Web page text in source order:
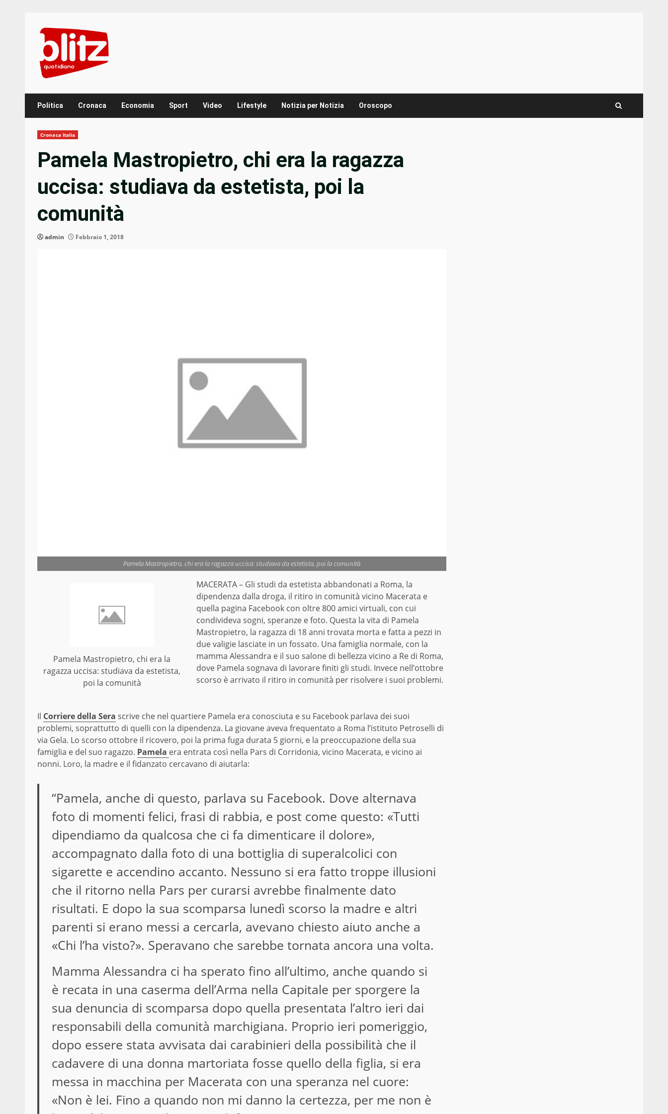
content
Politica Cronaca Economia Sport Video Lifestyle Notizia per Notizia Oroscopo
Cronaca Italia
Pamela Mastropietro, chi era la ragazza
uccisa: studiava da estetista, poi la
comunità
admin Febbraio 1, 2018
Pamela Mastropietro, chi era la ragazza uccisa: studiava da estetista, poi la comunità
Pamela Mastropietro, chi era la
ragazza uccisa: studiava da estetista,
poi la comunità
MACERATA – Gli studi da estetista abbandonati a Roma, la
dipendenza dalla droga, il ritiro in comunità vicino Macerata e
quella pagina Facebook con oltre 800 amici virtuali, con cui
condivideva sogni, speranze e foto. Questa la vita di Pamela
Mastropietro, la ragazza di 18 anni trovata morta e fatta a pezzi in
due valigie lasciate in un fossato. Una famiglia normale, con la
mamma Alessandra e il suo salone di bellezza vicino a Re di Roma,
dove Pamela sognava di lavorare finiti gli studi. Invece nell’ottobre
scorso è arrivato il ritiro in comunità per risolvere i suoi problemi.
Il Corriere della Sera scrive che nel quartiere Pamela era conosciuta e su Facebook parlava dei suoi
problemi, soprattutto di quelli con la dipendenza. La giovane aveva frequentato a Roma l’istituto Petroselli di
via Gela. Lo scorso ottobre il ricovero, poi la prima fuga durata 5 giorni, e la preoccupazione della sua
famiglia e del suo ragazzo. Pamela era entrata così nella Pars di Corridonia, vicino Macerata, e vicino ai
nonni. Loro, la madre e il fidanzato cercavano di aiutarla:
“Pamela, anche di questo, parlava su Facebook. Dove alternava
foto di momenti felici, frasi di rabbia, e post come questo: «Tutti
dipendiamo da qualcosa che ci fa dimenticare il dolore»,
accompagnato dalla foto di una bottiglia di superalcolici con
sigarette e accendino accanto. Nessuno si era fatto troppe illusioni
che il ritorno nella Pars per curarsi avrebbe finalmente dato
risultati. E dopo la sua scomparsa lunedì scorso la madre e altri
parenti si erano messi a cercarla, avevano chiesto aiuto anche a
«Chi l’ha visto?». Speravano che sarebbe tornata ancora una volta.
Mamma Alessandra ci ha sperato fino all’ultimo, anche quando si
è recata in una caserma dell’Arma nella Capitale per sporgere la
sua denuncia di scomparsa dopo quella presentata l’altro ieri dai
responsabili della comunità marchigiana. Proprio ieri pomeriggio,
dopo essere stata avvisata dai carabinieri della possibilità che il
cadavere di una donna martoriata fosse quello della figlia, si era
messa in macchina per Macerata con una speranza nel cuore:
«Non è lei. Fino a quando non mi danno la certezza, per me non è